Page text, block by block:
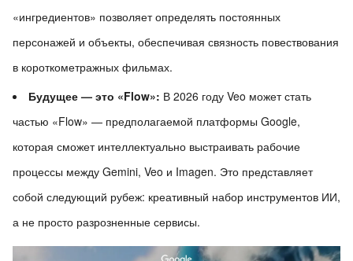
«ингредиентов» позволяет определять постоянных
персонажей и объекты, обеспечивая связность повествования
в короткометражных фильмах.
Будущее — это «Flow»: В 2026 году Veo может стать
частью «Flow» — предполагаемой платформы Google,
которая сможет интеллектуально выстраивать рабочие
процессы между Gemini, Veo и Imagen. Это представляет
собой следующий рубеж: креативный набор инструментов ИИ,
а не просто разрозненные сервисы.